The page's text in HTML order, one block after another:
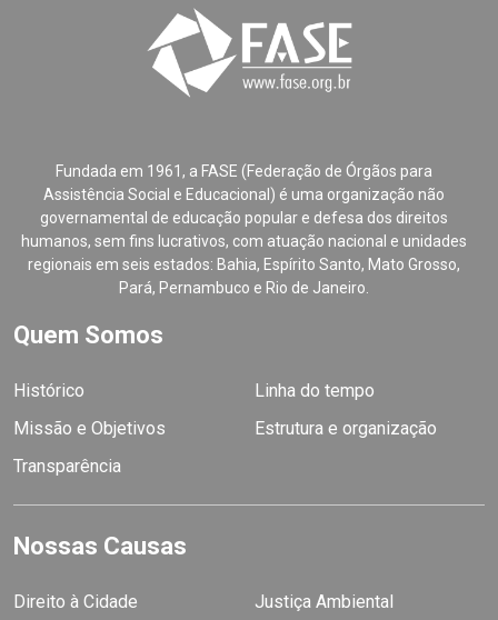
Fundada em 1961, a FASE (Federação de Órgãos para
Assistência Social e Educacional) é uma organização não
governamental de educação popular e defesa dos direitos
humanos, sem fins lucrativos, com atuação nacional e unidades
regionais em seis estados: Bahia, Espírito Santo, Mato Grosso,
Pará, Pernambuco e Rio de Janeiro.
Quem Somos
Histórico
Linha do tempo
Missão e Objetivos
Estrutura e organização
Transparência
Nossas Causas
Direito à Cidade
Justiça Ambiental